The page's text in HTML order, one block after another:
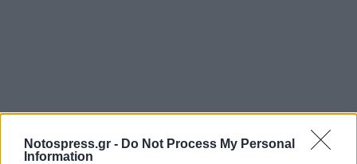
Notospress.gr - Do Not Process My Personal
Information